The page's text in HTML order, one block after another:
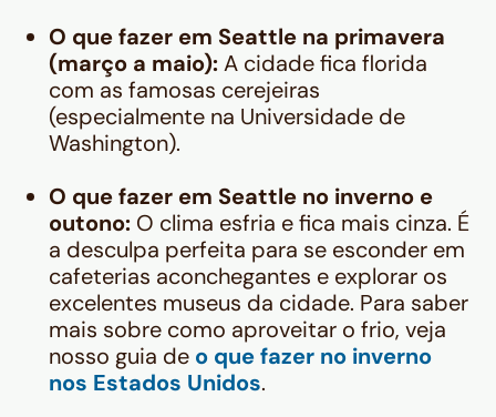
O que fazer em Seattle na primavera
(março a maio):A cidade fica florida
com as famosas cerejeiras
(especialmente na Universidade de
Washington).
O que fazer em Seattle no inverno e
outono: O clima esfria e fica mais cinza. É
a desculpa perfeita para se esconder em
cafeterias aconchegantes e explorar os
excelentes museus da cidade. Para saber
mais sobre como aproveitar o frio, veja
nosso guia de o que fazer no inverno
nos Estados Unidos.